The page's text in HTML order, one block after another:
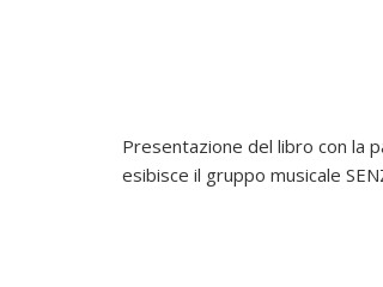
Presentazione del libro con la
esibisce il gruppo musicale